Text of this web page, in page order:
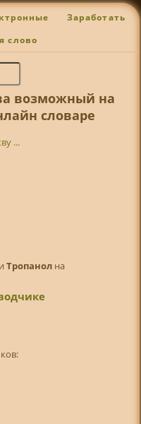
Заработать
слово
возможный на
словаре
...
Тропанолна